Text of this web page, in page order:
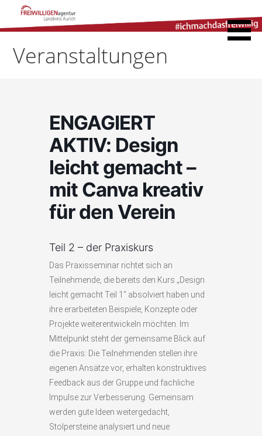
Freiwilligenagentur
Landkreis Aurich
Veranstaltungen
ENGAGIERT
AKTIV: Design
leicht gemacht –
mit Canva kreativ
für den Verein
Teil 2 – der Praxiskurs
Das Praxisseminar richtet sich an
Teilnehmende, die bereits den Kurs „Design
leicht gemacht Teil 1“ absolviert haben und
ihre erarbeiteten Beispiele, Konzepte oder
Projekte weiterentwickeln möchten. Im
Mittelpunkt steht der gemeinsame Blick auf
die Praxis: Die Teilnehmenden stellen ihre
eigenen Ansätze vor, erhalten konstruktives
Feedback aus der Gruppe und fachliche
Impulse zur Verbesserung. Gemeinsam
werden gute Ideen weitergedacht,
Stolpersteine analysiert und neue